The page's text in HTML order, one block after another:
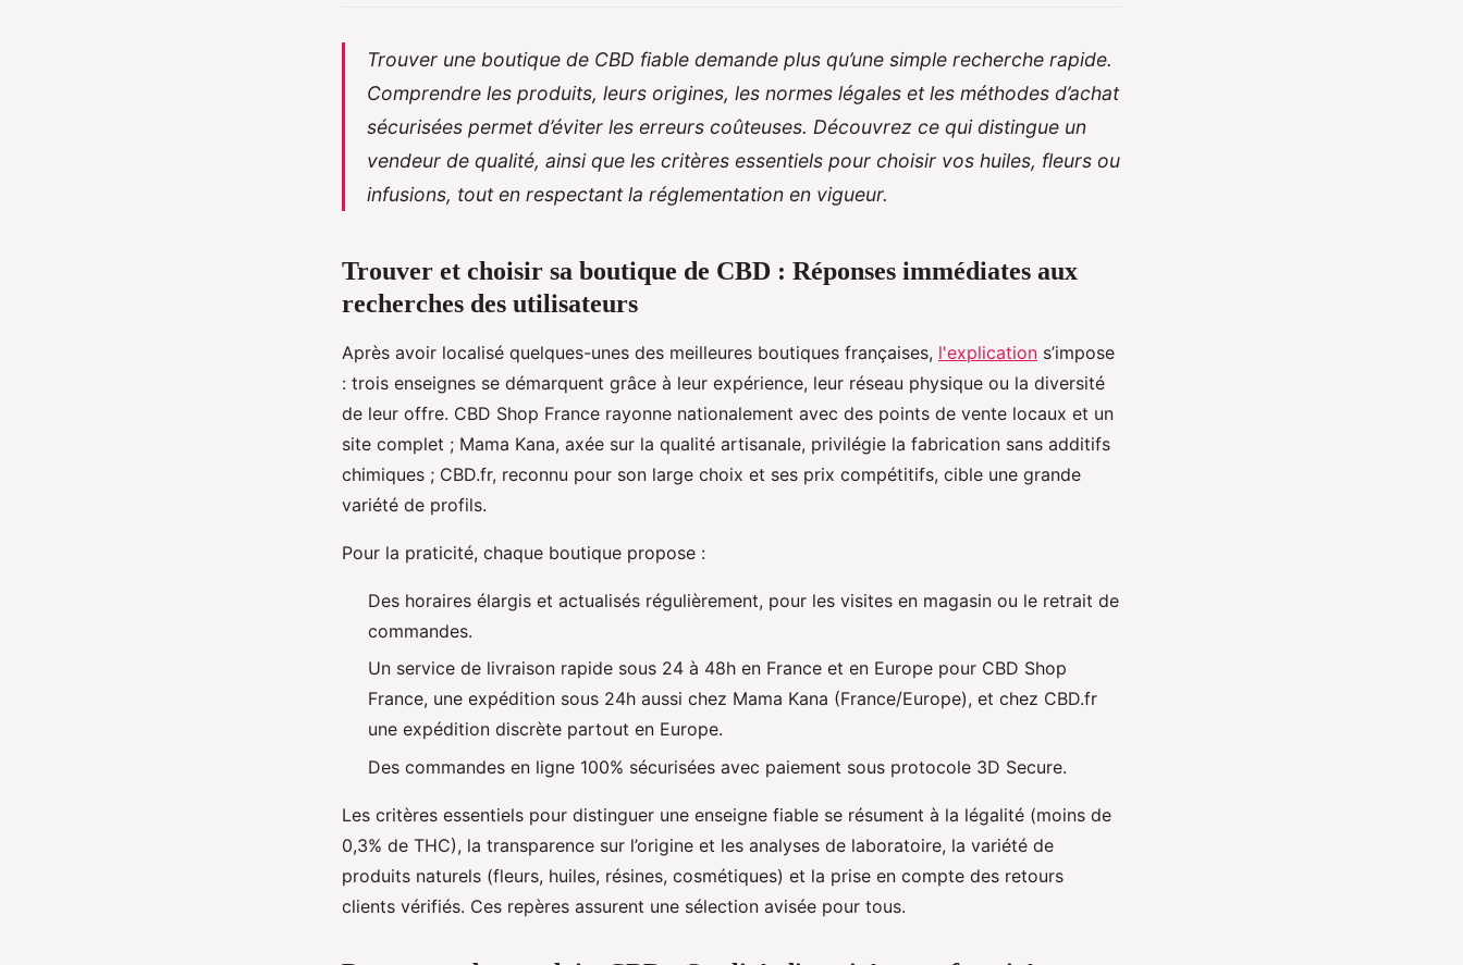
Trouver une boutique de CBD fiable demande plus qu’une simple recherche rapide.
Comprendre les produits, leurs origines, les normes légales et les méthodes d’achat
sécurisées permet d’éviter les erreurs coûteuses. Découvrez ce qui distingue un
vendeur de qualité, ainsi que les critères essentiels pour choisir vos huiles, fleurs ou
infusions, tout en respectant la réglementation en vigueur.
Trouver et choisir sa boutique de CBD : Réponses immédiates aux
recherches des utilisateurs
Après avoir localisé quelques-unes des meilleures boutiques françaises, l'explication s’impose
: trois enseignes se démarquent grâce à leur expérience, leur réseau physique ou la diversité
de leur offre. CBD Shop France rayonne nationalement avec des points de vente locaux et un
site complet ; Mama Kana, axée sur la qualité artisanale, privilégie la fabrication sans additifs
chimiques ; CBD.fr, reconnu pour son large choix et ses prix compétitifs, cible une grande
variété de profils.
Pour la praticité, chaque boutique propose :
Des horaires élargis et actualisés régulièrement, pour les visites en magasin ou le retrait de
commandes.
Un service de livraison rapide sous 24 à 48h en France et en Europe pour CBD Shop
France, une expédition sous 24h aussi chez Mama Kana (France/Europe), et chez CBD.fr
une expédition discrète partout en Europe.
Des commandes en ligne 100% sécurisées avec paiement sous protocole 3D Secure.
Les critères essentiels pour distinguer une enseigne fiable se résument à la légalité (moins de
0,3% de THC), la transparence sur l’origine et les analyses de laboratoire, la variété de
produits naturels (fleurs, huiles, résines, cosmétiques) et la prise en compte des retours
clients vérifiés. Ces repères assurent une sélection avisée pour tous.